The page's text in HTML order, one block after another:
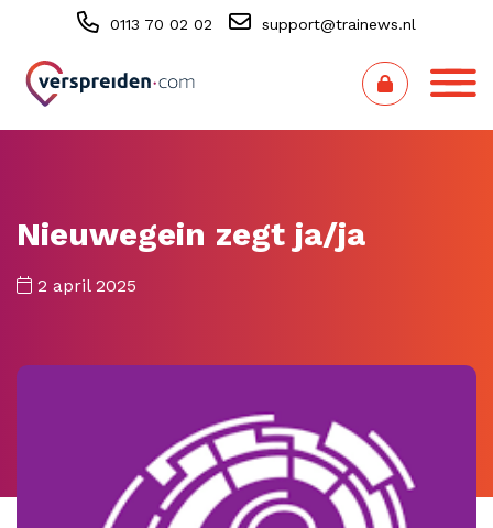
0113 70 02 02 support@trainews.nl
Nieuwegein zegt ja/ja
2 april 2025